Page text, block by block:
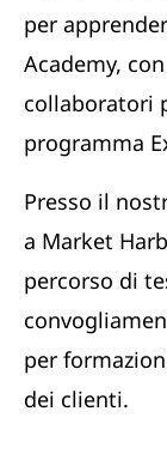
per
Academy,
collaboratori
programma
Presso il
a Market
percorso di
per
dei clienti.